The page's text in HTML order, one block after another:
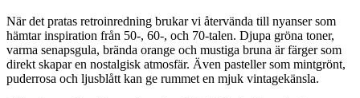
När det pratas retroinredning brukar vi återvända till nyanser som
hämtar inspiration från 50-, 60-, och 70-talen. Djupa gröna toner,
varma senapsgula, brända orange och mustiga bruna är färger som
direkt skapar en nostalgisk atmosfär. Även pasteller som mintgrönt,
puderrosa och ljusblått kan ge rummet en mjuk vintagekänsla.